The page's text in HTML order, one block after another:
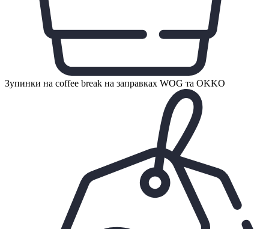
Зупинки на coffee break на заправках WOG та OKKO